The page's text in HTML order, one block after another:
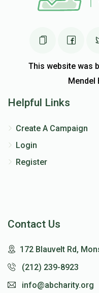
This website was
Mendel
Helpful Links
Create A Campaign
Login
Register
Contact Us
172 Blauvelt Rd,
(212) 239-8923
info@abcharity.org